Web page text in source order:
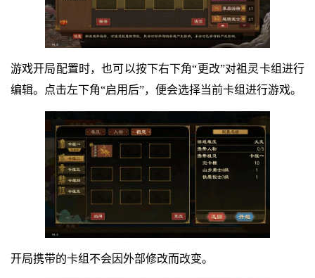
游戏开局配置时，也可以按下右下角“更改”对祖灵卡组进行
编辑。点击左下角“启用后”，便会选择当前卡组进行游戏。
开局携带的卡组不会因外部修改而改变。